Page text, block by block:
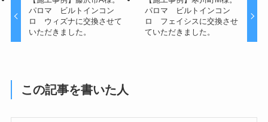
パロマ ビルトインコン
ロ ウィズナに交換させて
いただきました。
パロマ ビルトインコン
ロ フェイシスに交換させ
ていただきました。
この記事を書いた人